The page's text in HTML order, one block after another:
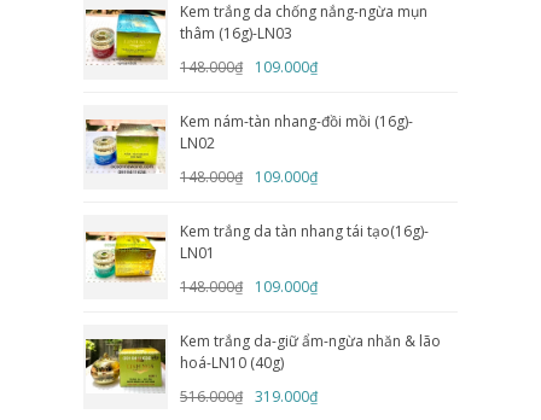
Kem trắng da chống nắng-ngừa mụn
thâm (16g)-LN03
148.000₫
109.000₫
Kem nám-tàn nhang-đồi mồi (16g)-
LN02
148.000₫
109.000₫
Kem trắng da tàn nhang tái tạo(16g)-
LN01
148.000₫
109.000₫
Kem trắng da-giữ ẩm-ngừa nhăn & lão
hoá-LN10 (40g)
516.000₫ 319.000₫